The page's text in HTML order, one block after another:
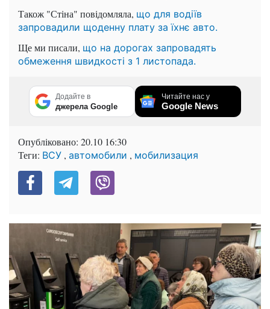
Також "Стіна" повідомляла, що для водіїв
запровадили щоденну плату за їхнє авто.
Ще ми писали, що на дорогах запровадять
обмеження швидкості з 1 листопада.
Додайте в
джерела Google
Читайте нас у
Google News
Опубліковано: 20.10 16:30
Теги: ВСУ , автомобили , мобилизация